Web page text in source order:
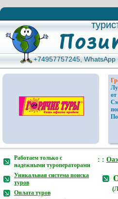
+74957757245,
+74957757245,
от
Работаем только с
надежными туроператорами
Уникальная система поиска
туров
Оплата туров
: : Оаэ